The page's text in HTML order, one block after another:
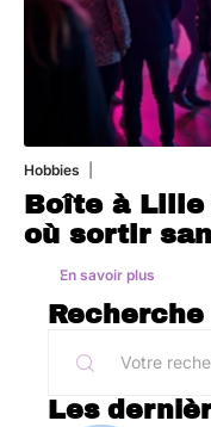
Hobbies
Boîte à
où sortir
En savoir plus
Recherche
Les